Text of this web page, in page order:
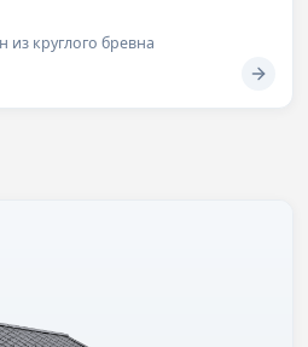
из круглого бревна